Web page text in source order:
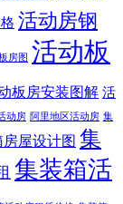
活动房钢
房图 活动板
板房安装图解 活
动房 阿里地区活动房 集
屋设计图 集
集装箱活